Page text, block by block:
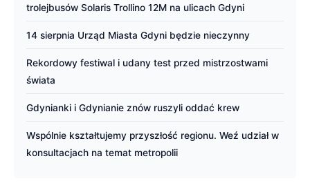
trolejbusów Solaris Trollino 12M na ulicach Gdyni
14 sierpnia Urząd Miasta Gdyni będzie nieczynny
Rekordowy festiwal i udany test przed mistrzostwami
świata
Gdynianki i Gdynianie znów ruszyli oddać krew
Wspólnie kształtujemy przyszłość regionu. Weź udział w
konsultacjach na temat metropolii